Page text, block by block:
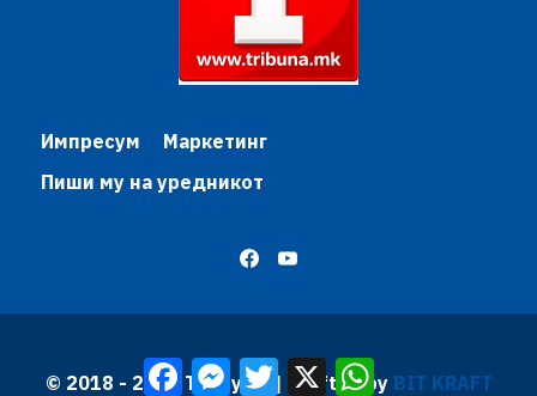
Импресум
Маркетинг
Пиши му на уредникот
© 2018 - 2026 Трибуна | Krafted by BIT KRAFT
FacebookMessenger
TwitterX